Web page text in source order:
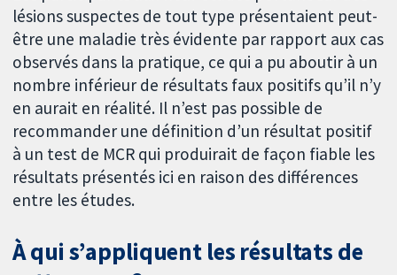
lésions suspectes de tout type présentaient peut-
être une maladie très évidente par rapport aux cas
observés dans la pratique, ce qui a pu aboutir à un
nombre inférieur de résultats faux positifs qu’il n’y
en aurait en réalité. Il n’est pas possible de
recommander une définition d’un résultat positif
à un test de MCR qui produirait de façon fiable les
résultats présentés ici en raison des différences
entre les études.
À qui s’appliquent les résultats de